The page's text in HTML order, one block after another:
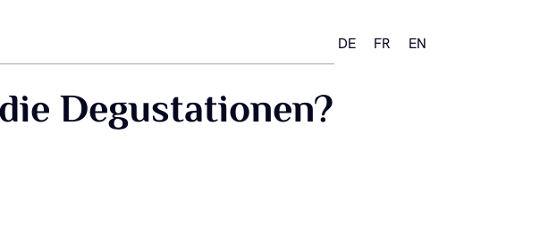
DE FR EN
Degustationen?